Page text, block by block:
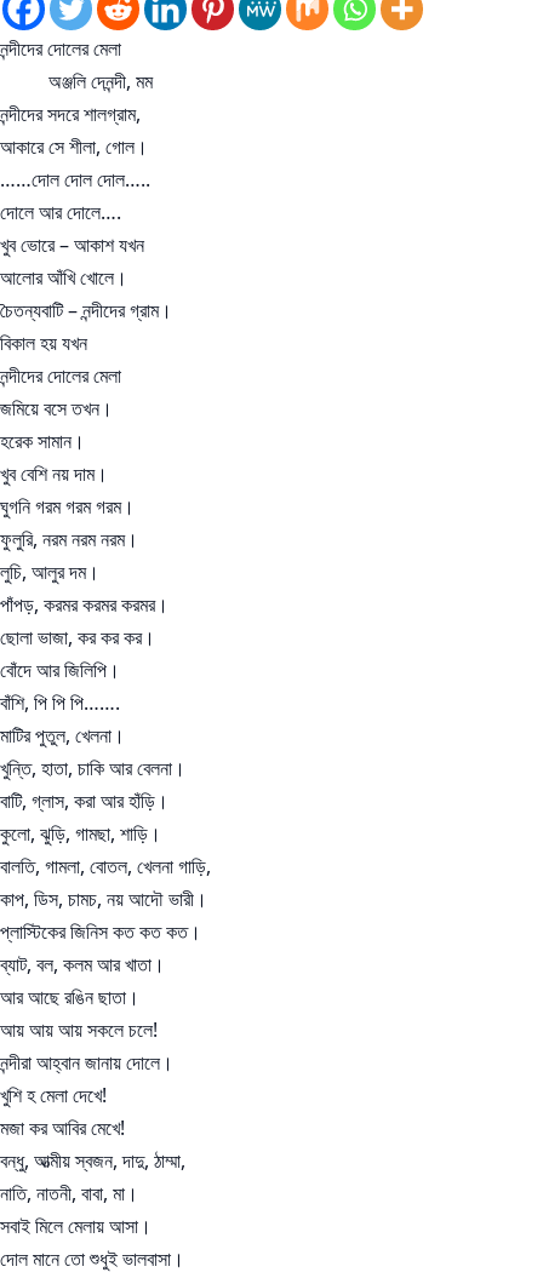
নন্দীদের দোলের মেলা
অঞ্জলি দেনন্দী, মম
নন্দীদের সদরে শালগ্রাম,
আকারে সে শীলা, গোল।
……দোল দোল দোল…..
দোলে আর দোলে….
খুব ভোরে – আকাশ যখন
আলোর আঁখি খোলে।
চৈতন্যবাটি – নন্দীদের গ্রাম।
বিকাল হয় যখন
নন্দীদের দোলের মেলা
জমিয়ে বসে তখন।
হরেক সামান।
খুব বেশি নয় দাম।
ঘুগনি গরম গরম গরম।
ফুলুরি, নরম নরম নরম।
লুচি, আলুর দম।
পাঁপড়, করমর করমর করমর।
ছোলা ভাজা, কর কর কর।
বোঁদে আর জিলিপি।
বাঁশি, পি পি পি…….
মাটির পুতুল, খেলনা।
খুন্তি, হাতা, চাকি আর বেলনা।
বাটি, গ্লাস, করা আর হাঁড়ি।
কুলো, ঝুড়ি, গামছা, শাড়ি।
বালতি, গামলা, বোতল, খেলনা গাড়ি,
কাপ, ডিস, চামচ, নয় আদৌ ভারী।
প্লাস্টিকের জিনিস কত কত কত।
ব্যাট, বল, কলম আর খাতা।
আর আছে রঙিন ছাতা।
আয় আয় আয় সকলে চলে!
নন্দীরা আহ্বান জানায় দোলে।
খুশি হ মেলা দেখে!
মজা কর আবির মেখে!
বন্ধু, আত্মীয় স্বজন, দাদু, ঠাম্মা,
নাতি, নাতনী, বাবা, মা।
সবাই মিলে মেলায় আসা।
দোল মানে তো শুধুই ভালবাসা।